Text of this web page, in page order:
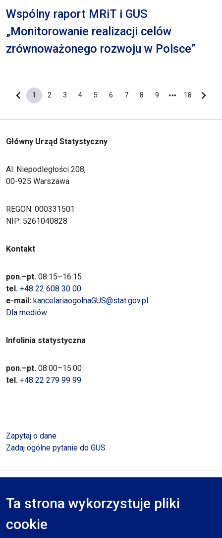
Ta strona wykorzystuje pliki
cookie
Wspólny raport MRiT i GUS
„Monitorowanie realizacji celów
zrównoważonego rozwoju w Polsce”
Poprzednia strona
Bieżąca strona
1
Strona
2
Strona
3
Strona
4
Strona
5
Strona
6
Strona
7
Strona
8
Strona
9
Ostatnia
18
Główny Urząd Statystyczny
Al. Niepodległości 208,
00-925 Warszawa
REGON: 000331501
NIP: 5261040828
Kontakt
pon.–pt. 08:15–16:15
tel. +48 22 608 30 00
e-mail: kancelariaogolnaGUS@stat.gov.pl
Dla mediów
Infolinia statystyczna
pon.–pt. 08:00–15:00
tel. +48 22 279 99 99
Zapytaj o dane
Zadaj ogólne pytanie do GUS
RODO